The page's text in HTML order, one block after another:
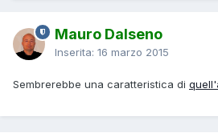
Mauro Dalseno
Inserita: 16 marzo 2015
Sembrerebbe una caratteristica di